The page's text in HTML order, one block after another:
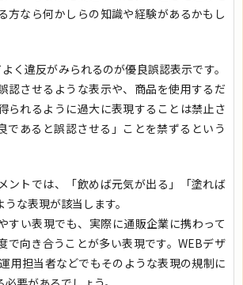
方なら何かしらの知識や経験があるかもし
く違反がみられるのが優良誤認表示です。
認させるような表示や、商品を使用するだ
られるように過大に表現することは禁止さ
であると誤認させる」ことを禁ずるという
ントでは、「飲めば元気が出る」「塗れば
な表現が該当します。
すい表現でも、実際に通販企業に携わって
で向き合うことが多い表現です。WEBデザ
用担当者などでもそのような表現の規制に